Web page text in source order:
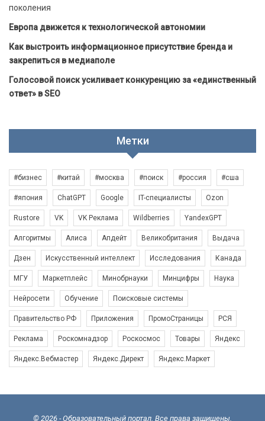
поколения
Европа движется к технологической автономии
Как выстроить информационное присутствие бренда и
закрепиться в медиаполе
Голосовой поиск усиливает конкуренцию за «единственный
ответ» в SEO
Метки
#бизнес #китай #москва #поиск #россия #сша
#япония ChatGPT Google IT-специалисты Ozon
Rustore VK VK Реклама Wildberries YandexGPT
Алгоритмы Алиса Апдейт Великобритания Выдача
Дзен Искусственный интеллект Исследования Канада
МГУ Маркетплейс Минобрнауки Минцифры Наука
Нейросети Обучение Поисковые системы
Правительство РФ Приложения ПромоСтраницы РСЯ
Реклама Роскомнадзор Роскосмос Товары Яндекс
Яндекс.Вебмастер Яндекс.Директ Яндекс.Маркет
© 2026 - Образовательный портал. Все права защищены.